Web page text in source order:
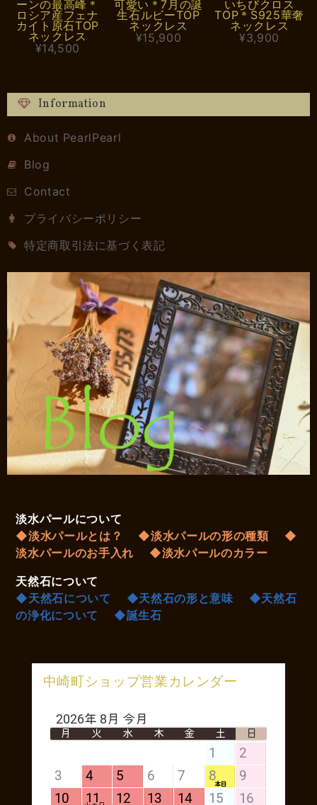
ーンの最高峰＊
ロシア産フェナ
カイト原石TOP
ネックレス
¥14,500
可愛い＊7月の誕
生石ルビーTOP
ネックレス
¥15,900
いちびクロス
TOP＊S925華奢
ネックレス
¥3,900
Information
About PearlPearl
Blog
Contact
プライバシーポリシー
特定商取引法に基づく表記
淡水パールについて
◆淡水パールとは？
◆淡水パールの形の種類
◆
淡水パールのお手入れ
◆淡水パールのカラー
天然石について
◆天然石について
◆天然石の形と意味
◆天然石
の浄化について
◆誕生石
中崎町ショップ営業カレンダー